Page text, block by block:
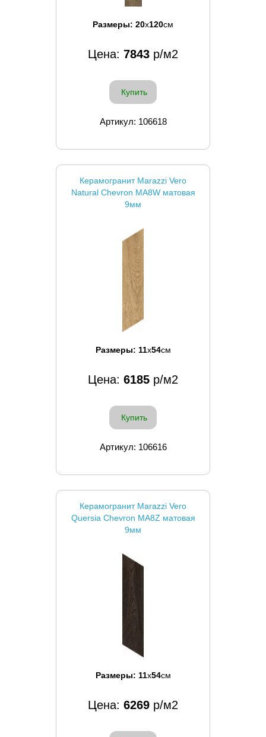
Размеры: 20x120см
Цена: 7843 р/м2
Купить
Артикул: 106618
Керамогранит Marazzi Vero
Natural Chevron MA8W матовая
9мм
Размеры: 11x54см
Цена: 6185 р/м2
Купить
Артикул: 106616
Керамогранит Marazzi Vero
Quersia Chevron MA8Z матовая
9мм
Размеры: 11x54см
Цена: 6269 р/м2